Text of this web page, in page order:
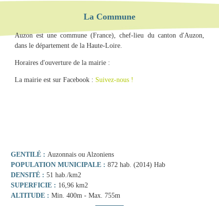
La Commune
Auzon est une commune (France), chef-lieu du canton d'Auzon,
dans le département de la Haute-Loire.
Horaires d'ouverture de la mairie :
La mairie est sur Facebook : Suivez-nous !
GENTILÉ
Auzonnais ou Alzoniens
POPULATION MUNICIPALE
872 hab. (2014) Hab
DENSITÉ
51 hab./km2
SUPERFICIE
16,96 km2
ALTITUDE
Min. 400m - Max. 755m